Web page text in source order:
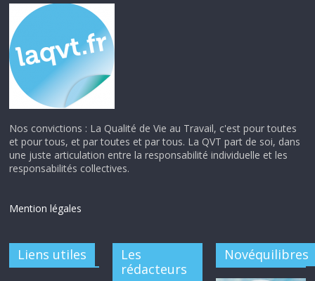
Nos convictions : La Qualité de Vie au Travail, c'est pour toutes
et pour tous, et par toutes et par tous. La QVT part de soi, dans
une juste articulation entre la responsabilité individuelle et les
responsabilités collectives.
Mention légales
Liens utiles
Les
rédacteurs
Novéquilibres